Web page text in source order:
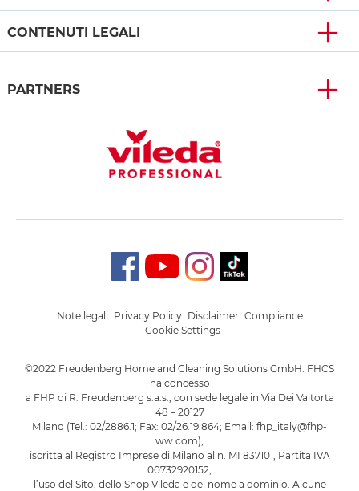
CONTENUTI LEGALI
PARTNERS
©2022 Freudenberg Home and Cleaning Solutions GmbH. FHCS
ha concesso
a FHP di R. Freudenberg s.a.s., con sede legale in Via Dei Valtorta
48 – 20127
Milano (Tel.: 02/2886.1; Fax: 02/26.19.864; Email: fhp_italy@fhp-
ww.com),
iscritta al Registro Imprese di Milano al n. MI 837101, Partita IVA
00732920152,
l’uso del Sito, dello Shop Vileda e del nome a dominio. Alcune
Note legali Privacy Policy Disclaimer Compliance
Cookie Settings